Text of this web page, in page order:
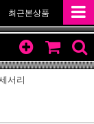
최근본상품
서리